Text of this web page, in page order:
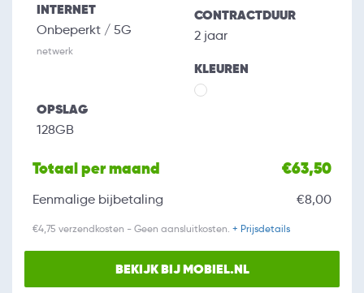
INTERNET
Onbeperkt / 5G
netwerk
CONTRACTDUUR
2 jaar
KLEUREN
OPSLAG
128GB
Totaal per maand €63,50
Eenmalige bijbetaling €8,00
€4,75 verzendkosten - Geen aansluitkosten. + Prijsdetails
BEKIJK BIJ MOBIEL.NL